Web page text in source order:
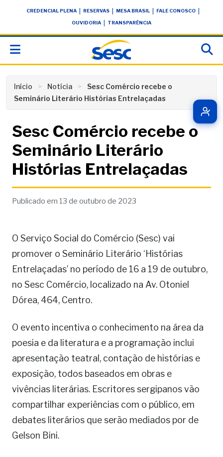
conteúdoCREDENCIAL PLENA RESERVAS MESA BRASIL FALE CONOSCO
OUVIDORIA TRANSPARÊNCIA
Início Notícia
Sesc Comércio recebe o
Seminário Literário Histórias Entrelaçadas
Sesc Comércio recebe o
Seminário Literário
Histórias Entrelaçadas
Publicado em 13 de outubro de 2023
O Serviço Social do Comércio (Sesc) vai
promover o Seminário Literário ‘Histórias
Entrelaçadas’ no período de 16 a 19 de outubro,
no Sesc Comércio, localizado na Av. Otoniel
Dórea, 464, Centro.
O evento incentiva o conhecimento na área da
poesia e da literatura e a programação inclui
apresentação teatral, contação de histórias e
exposição, todos baseados em obras e
vivências literárias. Escritores sergipanos vão
compartilhar experiências com o público, em
debates literários que serão mediados por de
Gelson Bini.